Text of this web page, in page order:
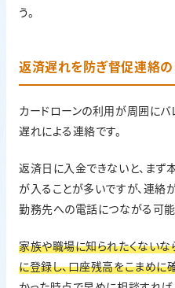
う。
返済遅れを防ぎ督促連絡の
カードローンの利用が周囲にバ
遅れによる連絡です。
返済日に入金できないと、ま
が入ることが多いですが、連
勤務先への電話につながる可能
家族や職場に知られたくないな
に登録し、口座残高をこまめに